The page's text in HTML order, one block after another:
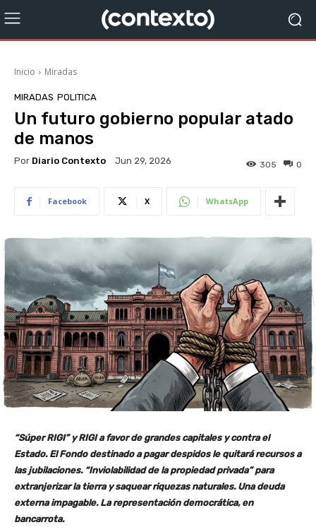
Inicio Miradas
MIRADAS POLITICA
Un futuro gobierno popular atado
de manos
Por Diario Contexto Jun 29, 2026 0
305
Facebook X WhatsApp
“Súper RIGI” y RIGI a favor de grandes capitales y contra el
Estado. El Fondo destinado a pagar despidos le quitará recursos a
las jubilaciones. “Inviolabilidad de la propiedad privada” para
extranjerizar la tierra y saquear riquezas naturales. Una deuda
externa impagable. La representación democrática, en
bancarrota.